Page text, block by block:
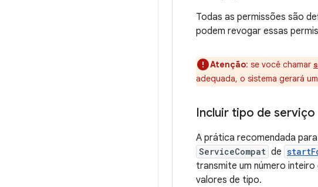
Todas as permissões são
podem revogar essas
Atenção: se você chamar
adequada, o sistema gerará
Incluir tipo de
A prática recomendada
ServiceCompat de
transmite um número
valores de tipo.